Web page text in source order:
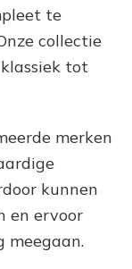
te
collectie
tot
merken
kunnen
en ervoor
meegaan.